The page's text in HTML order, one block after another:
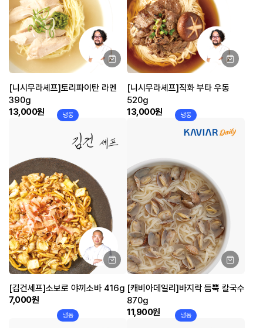
[니시무라셰프]토리파이탄 라멘
390g
13,000원
[니시무라셰프]직화 부타 우동
520g
13,000원
냉동
[김건셰프]소보로 야끼소바 416g
7,000원
냉동
[캐비아데일리]바지락 듬뿍 칼국수
870g
11,900원
냉동 냉동